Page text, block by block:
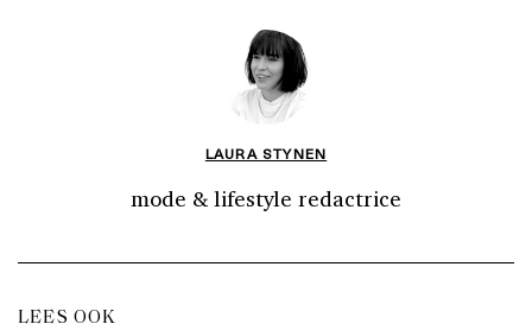
LAURA STYNEN
mode & lifestyle redactrice
LEES OOK